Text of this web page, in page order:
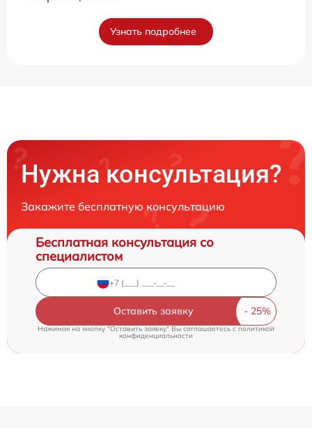
Узнать подробнее
Нужна консультация?
Закажите бесплатную консультацию
Бесплатная консультация со
специалистом
Оставить заявку
Нажимая на кнопку "Оставить заявку" Вы соглашаетесь cполитикой
конфиденциальности